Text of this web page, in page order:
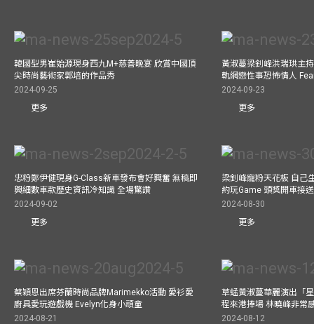
韓國型男崔始源現身西九M+慈善晚宴 欣賞中國頂
尖時尚藝術家郭培的作品秀
2024-09-25
更多
黃淑蔓梁釗峰洪瑞珙主
軌網戀性事恐怖情人
2024-09-23
更多
忠粉鄭伊健現身G-Class新車發布會好興奮 無稿即
興細數車款歷史資訊冷知識 全場驚讚
2024-09-02
更多
梁釗峰寵粉天花板 自己
約玩Game 頭獎開車接送
2024-08-30
更多
蔡穎恩出席芬蘭時尚品牌Marimekko活動 愛衫愛
廚具愛玩遊戲機 Evelyn化身小頑童
2024-08-21
草蜢黃淑蔓華麗演出「
程來港捧場 林曉峰非常
2024-08-12